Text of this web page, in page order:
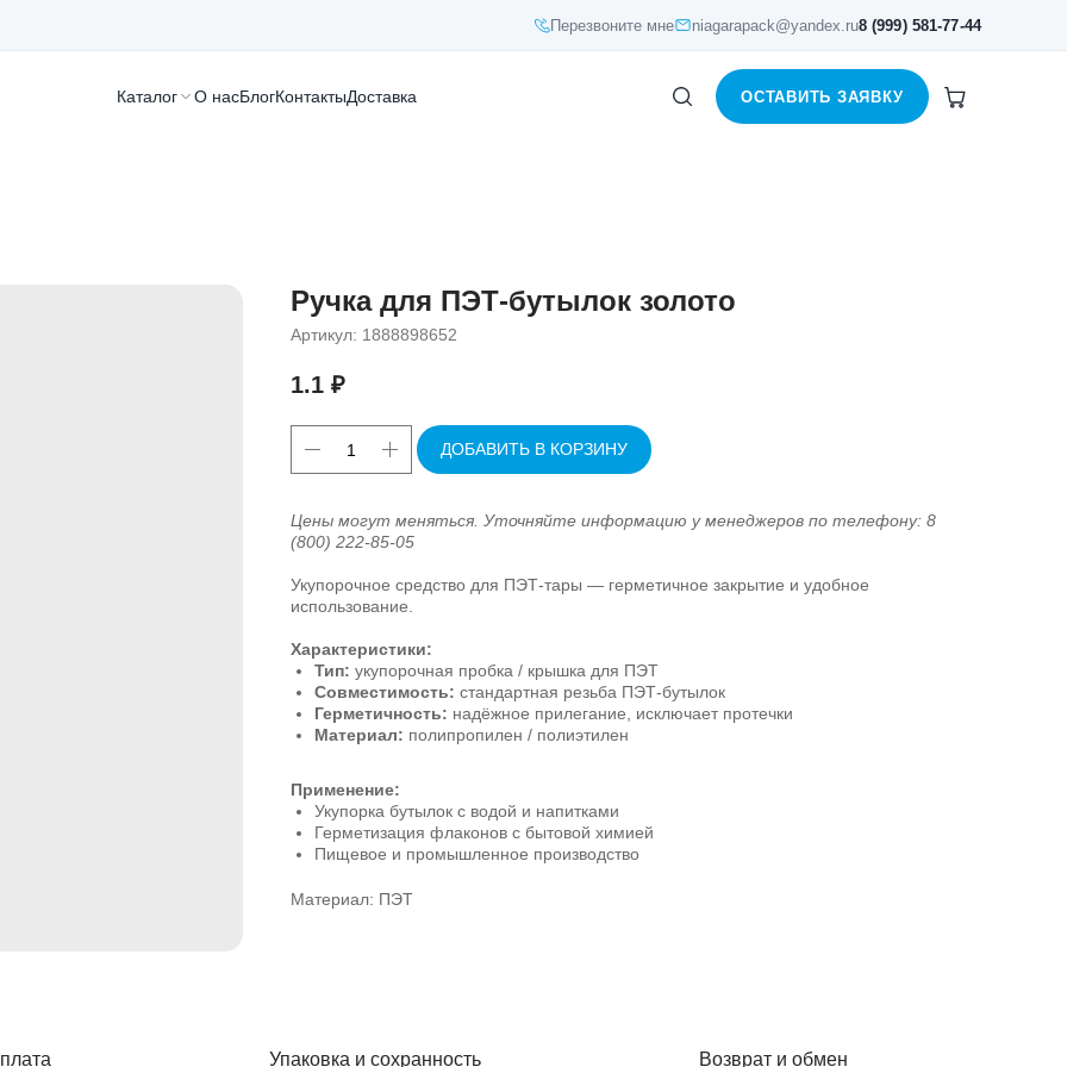
Перезвоните мне niagarapack@yandex.ru8 (999) 581-77-44
Каталог О насБлогКонтактыДоставка ОСТАВИТЬ ЗАЯВКУ
Ручка для ПЭТ-бутылок золото
Артикул: 1888898652
1.1 ₽
ДОБАВИТЬ В КОРЗИНУ
Цены могут меняться. Уточняйте информацию у менеджеров по телефону: 8
(800) 222-85-05
Укупорочное средство для ПЭТ-тары — герметичное закрытие и удобное
использование.
Характеристики:
Тип: укупорочная пробка / крышка для ПЭТ
Совместимость: стандартная резьба ПЭТ-бутылок
Герметичность: надёжное прилегание, исключает протечки
Материал: полипропилен / полиэтилен
Применение:
Укупорка бутылок с водой и напитками
Герметизация флаконов с бытовой химией
Пищевое и промышленное производство
Материал: ПЭТ
Упаковка и сохранность Возврат и обмен